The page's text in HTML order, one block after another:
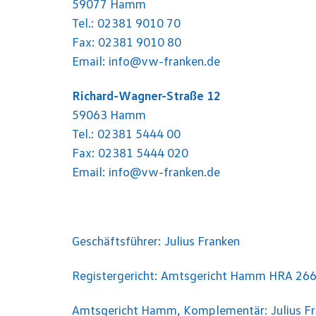
59077 Hamm
Tel.: 02381 9010 70
Fax: 02381 9010 80
Email: info@vw-franken.de
Richard-Wagner-Straße 12
59063 Hamm
Tel.: 02381 5444 00
Fax: 02381 5444 020
Email: info@vw-franken.de
Geschäftsführer: Julius Franken
Registergericht: Amtsgericht Hamm HRA 266
Amtsgericht Hamm, Komplementär: Julius